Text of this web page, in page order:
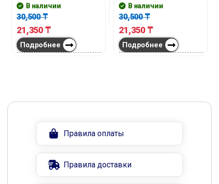
В наличии
30,500₸
21,350 ₸
Подробнее
В наличии
30,500₸
21,350 ₸
Подробнее
Правила оплаты
Правила доставки